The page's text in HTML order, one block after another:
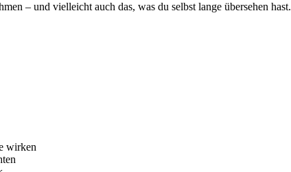
– und vielleicht auch das, was du selbst lange übersehen hast.
wirken